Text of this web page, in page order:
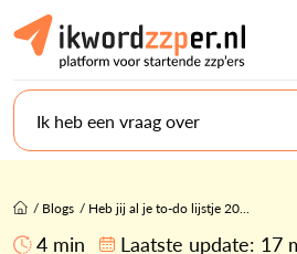
Ik heb een vraag over
/ Blogs / Heb jij al je to-do lijstje 20...
4 min Laatste update: 17